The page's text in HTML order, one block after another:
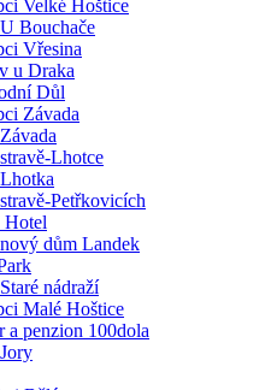
Velké Hoštice
Bouchače
Vřesina
u Draka
Důl
Závada
Lhotce
Petřkovicích
dům Landek
nádraží
Malé Hoštice
a penzion 100dola